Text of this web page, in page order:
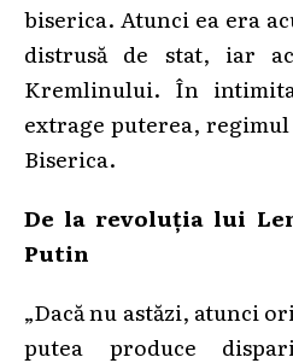
biserica. Atunci ea era
distrusă de stat, iar
Kremlinului. În
extrage puterea,
Biserica.
De la revoluția lui
Putin
„Dacă nu astăzi, atunci
putea produce